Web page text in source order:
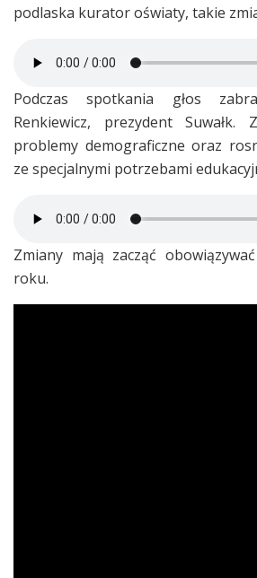
podlaska kurator oświaty, takie
Podczas spotkania głos
Renkiewicz, prezydent Suwałk.
problemy demograficzne oraz
ze specjalnymi potrzebami
Zmiany mają zacząć
roku.